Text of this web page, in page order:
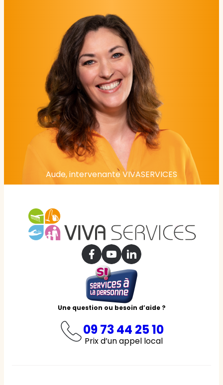
Aude, intervenante VIVASERVICES
Une question ou besoin d’aide ?
09 73 44 25 10
Prix d’un appel local